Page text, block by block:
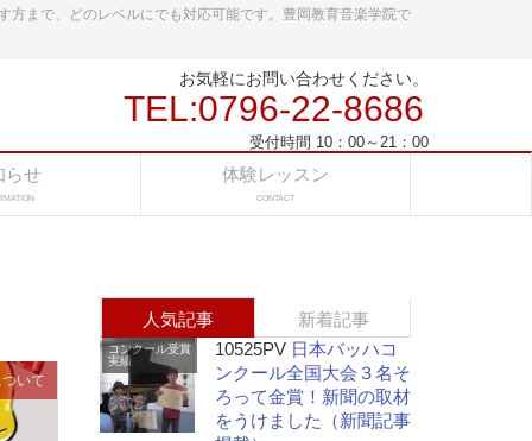
方まで、どのレベルにでも対応可能です。豊岡教育音楽学院で
お気軽にお問い合わせください。
TEL:0796-22-8686
受付時間 10：00～21：00
らせ 体験レッスン
CONTACT
いて
人気記事 新着記事
コンクール受賞
実績
10525PV 日本バッハコ
ンクール全国大会３名そ
ろって金賞！新聞の取材
をうけました（新聞記事